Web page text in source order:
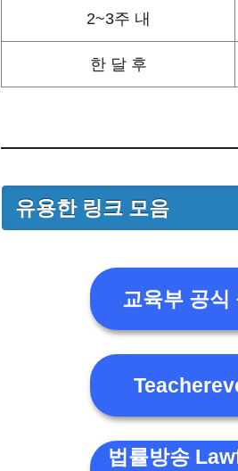
2~3주 내
한 달 후
유용한 링크 모음
교육부 공식
법률방송